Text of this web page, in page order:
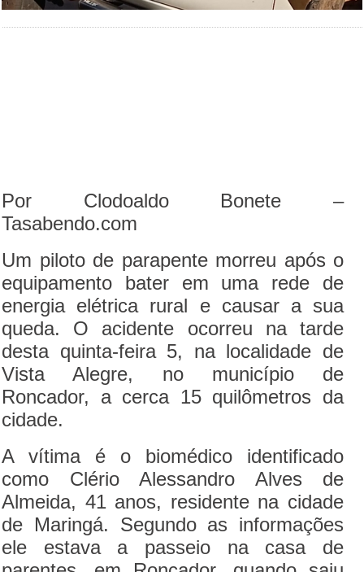
Por Clodoaldo Bonete –
Tasabendo.com
Um piloto de parapente morreu após o
equipamento bater em uma rede de
energia elétrica rural e causar a sua
queda. O acidente ocorreu na tarde
desta quinta-feira 5, na localidade de
Vista Alegre, no município de
Roncador, a cerca 15 quilômetros da
cidade.
A vítima é o biomédico identificado
como Clério Alessandro Alves de
Almeida, 41 anos, residente na cidade
de Maringá. Segundo as informações
ele estava a passeio na casa de